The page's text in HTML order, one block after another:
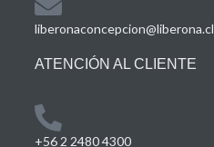
liberonaconcepcion@liberona.cl
ATENCIÓN AL CLIENTE
+56 2 2480 4300